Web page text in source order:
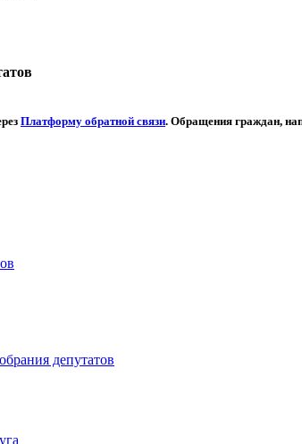
Платформу обратной связи. Обращения граждан,
депутатов